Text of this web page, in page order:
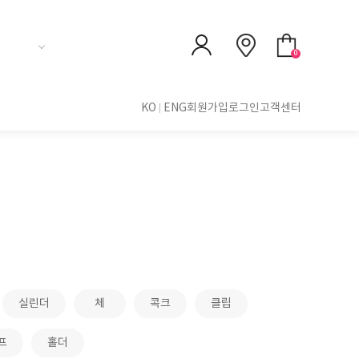
0
KO ENG회원가입로그인고객센터
실린더 체 콕크 클립
홀더